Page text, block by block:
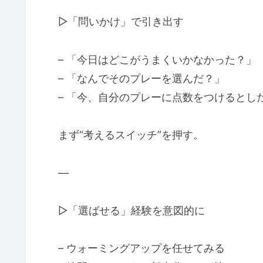
▷「問いかけ」で引き出す
– 「今日はどこがうまくいかなかった？」
– 「なんでそのプレーを選んだ？」
– 「今、自分のプレーに点数をつけるとし
まず“考えるスイッチ”を押す。
—
▷「選ばせる」経験を意図的に
– ウォーミングアップを任せてみる